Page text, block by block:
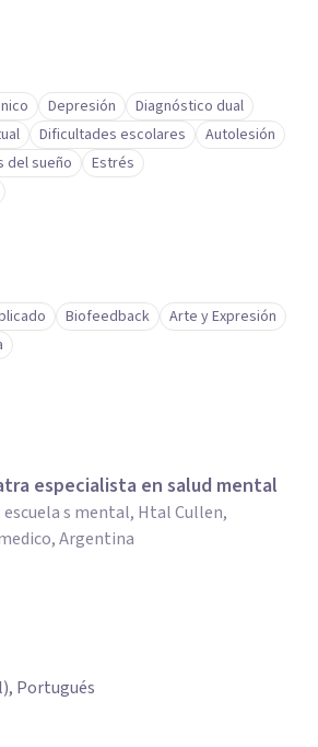
Depresión
Diagnóstico dual
Dificultades escolares
Autolesión
del sueño
Estrés
Biofeedback
Arte y Expresión
especialista en salud mental
s mental, Htal Cullen,
Argentina
Portugués